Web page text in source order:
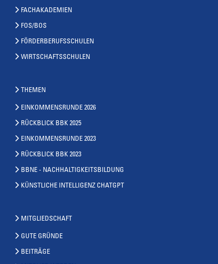
FACHAKADEMIEN
FOS/BOS
FÖRDERBERUFSSCHULEN
WIRTSCHAFTSSCHULEN
THEMEN
EINKOMMENSRUNDE 2026
RÜCKBLICK BBK 2025
EINKOMMENSRUNDE 2023
RÜCKBLICK BBK 2023
BBNE - NACHHALTIGKEITSBILDUNG
KÜNSTLICHE INTELLIGENZ CHATGPT
MITGLIEDSCHAFT
GUTE GRÜNDE
BEITRÄGE